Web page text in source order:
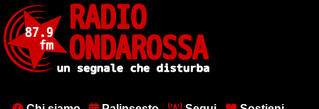
contenuto
principale
Menu